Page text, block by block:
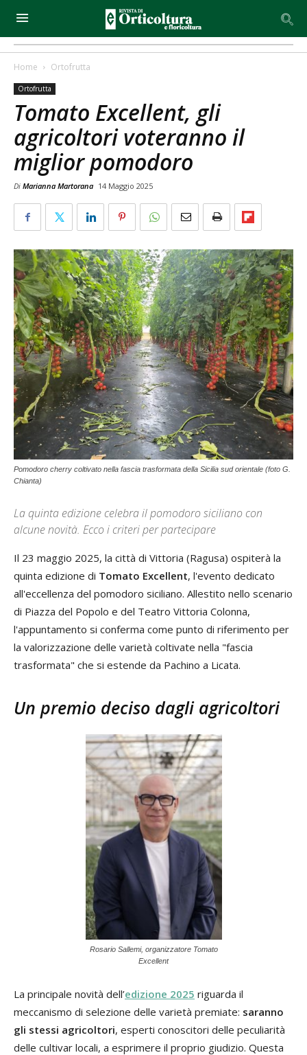
Home Ortofrutta
Ortofrutta
Tomato Excellent, gli
agricoltori voteranno il
miglior pomodoro
Di Marianna Martorana 14 Maggio 2025
Pomodoro cherry coltivato nella fascia trasformata della Sicilia sud orientale (foto G.
Chianta)
La quinta edizione celebra il pomodoro siciliano con
alcune novità. Ecco i criteri per partecipare
Il 23 maggio 2025, la città di Vittoria (Ragusa) ospiterà la
quinta edizione di Tomato Excellent, l'evento dedicato
all'eccellenza del pomodoro siciliano. Allestito nello scenario
di Piazza del Popolo e del Teatro Vittoria Colonna,
l'appuntamento si conferma come punto di riferimento per
la valorizzazione delle varietà coltivate nella "fascia
trasformata" che si estende da Pachino a Licata.
Un premio deciso dagli agricoltori
Rosario Sallemi, organizzatore Tomato
Excellent
La principale novità dell’edizione 2025 riguarda il
meccanismo di selezione delle varietà premiate: saranno
gli stessi agricoltori, esperti conoscitori delle peculiarità
delle cultivar locali, a esprimere il proprio giudizio. Questa